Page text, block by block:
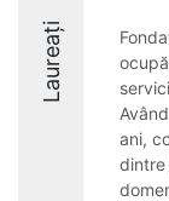
Laureați
ani,
dintre